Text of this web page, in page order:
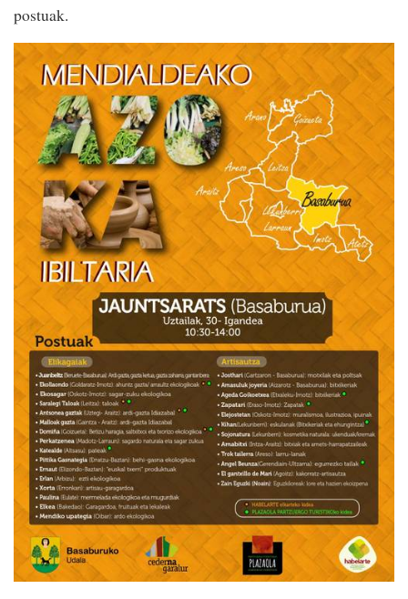
postuak.